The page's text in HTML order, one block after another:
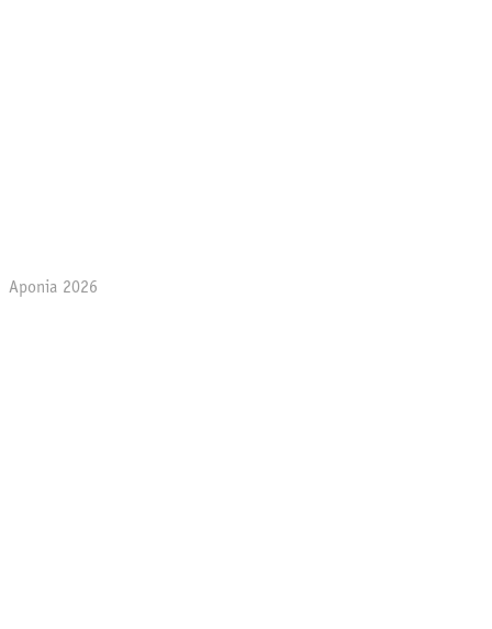
Aponia 2026